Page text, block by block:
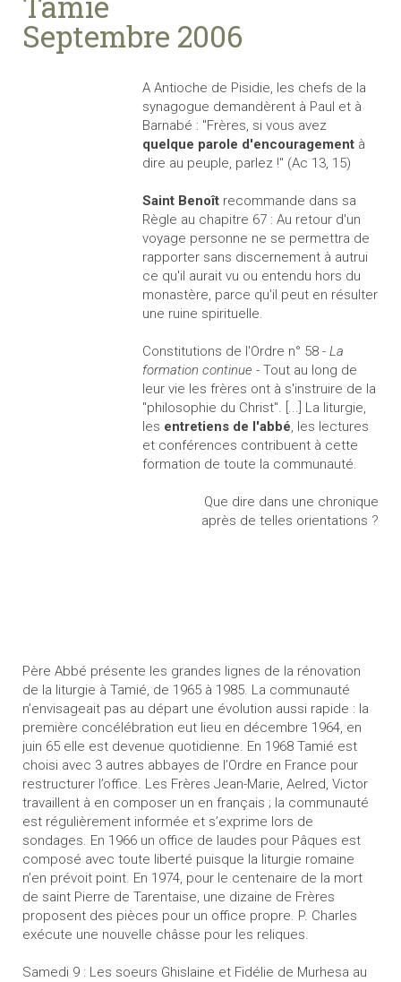
Septembre 2006
A Antioche de Pisidie, les chefs de la
synagogue demandèrent à Paul et à
Barnabé : "Frères, si vous avez
quelque parole d'encouragement à
dire au peuple, parlez !" (Ac 13, 15)
Saint Benoît recommande dans sa
Règle au chapitre 67 : Au retour d'un
voyage personne ne se permettra de
rapporter sans discernement à autrui
ce qu'il aurait vu ou entendu hors du
monastère, parce qu'il peut en résulter
une ruine spirituelle.
Constitutions de l'Ordre n° 58 - La
formation continue - Tout au long de
leur vie les frères ont à s'instruire de la
"philosophie du Christ". [...] La liturgie,
les entretiens de l'abbé, les lectures
et conférences contribuent à cette
formation de toute la communauté.
Que dire dans une chronique
après de telles orientations ?
Père Abbé présente les grandes lignes de la rénovation
de la liturgie à Tamié, de 1965 à 1985. La communauté
n’envisageait pas au départ une évolution aussi rapide : la
première concélébration eut lieu en décembre 1964, en
juin 65 elle est devenue quotidienne. En 1968 Tamié est
choisi avec 3 autres abbayes de l’Ordre en France pour
restructurer l’office. Les Frères Jean-Marie, Aelred, Victor
travaillent à en composer un en français ; la communauté
est régulièrement informée et s’exprime lors de
sondages. En 1966 un office de laudes pour Pâques est
composé avec toute liberté puisque la liturgie romaine
n’en prévoit point. En 1974, pour le centenaire de la mort
de saint Pierre de Tarentaise, une dizaine de Frères
proposent des pièces pour un office propre. P. Charles
exécute une nouvelle châsse pour les reliques.
Samedi 9 : Les soeurs Ghislaine et Fidélie de Murhesa au